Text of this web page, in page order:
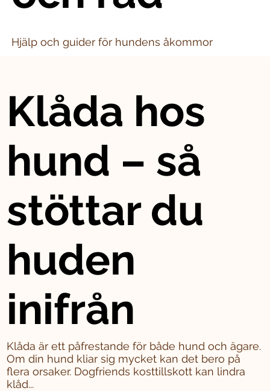
Hjälp och guider för hundens åkommor
Klåda hos
hund – så
stöttar du
huden
inifrån
Klåda är ett påfrestande för både hund och ägare.
Om din hund kliar sig mycket kan det bero på
flera orsaker. Dogfriends kosttillskott kan lindra
klåd...